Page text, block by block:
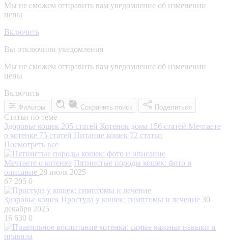
Мы не сможем отправить вам уведомление об изменении
цены
Включить
Вы отключили уведомления
Мы не сможем отправить вам уведомление об изменении
цены
Включить
Фильтры Сохранить поиск Поделиться
Статьи по теме
Здоровье кошек 205 статей Котенок дома 156 статей Мечтаете
о котенке 75 статей Питание кошек 72 статьи
Посмотреть все
Мечтаете о котенке Пятнистые породы кошек: фото и
описание 28 июля 2025
67 205 0
Здоровье кошек Простуда у кошек: симптомы и лечение 30
декабря 2025
16 630 0